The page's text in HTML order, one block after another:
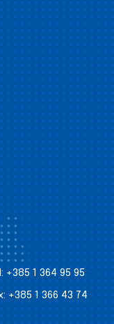
+385 1 364 95 95
+385 1 366 43 74